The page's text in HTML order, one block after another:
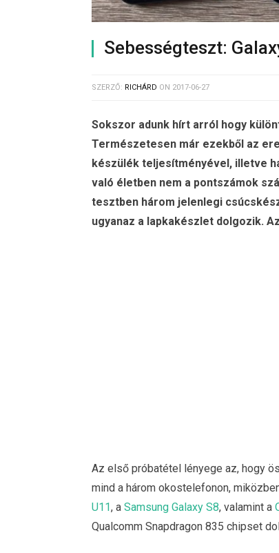
Sebességteszt:
SZERZŐ: RICHÁRD ON 2017-06-27
Sokszor adunk hírt arról hogy
Természetesen már ezekből az
készülék teljesítményével, illetve
való életben nem a pontszámok
tesztben három jelenlegi
ugyanaz a lapkakészlet dolgozik.
Az első próbatétel lényege az, hogy
mind a három okostelefonon,
U11, a Samsung Galaxy S8, valamint a
Qualcomm Snapdragon 835 chipset